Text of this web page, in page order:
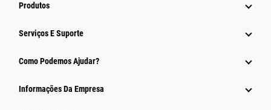
Produtos
Serviços E Suporte
Como Podemos Ajudar?
Informações Da Empresa